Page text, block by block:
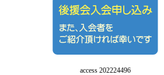
access 202224496